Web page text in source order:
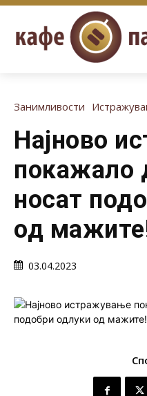
Занимливости
Најново
покажало
носат
од
03.04.2023